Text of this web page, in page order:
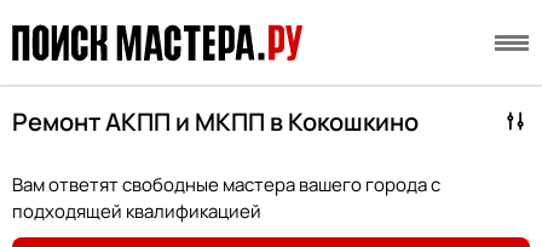
Ремонт АКПП и МКПП в Кокошкино
Вам ответят свободные мастера вашего города с
подходящей квалификацией